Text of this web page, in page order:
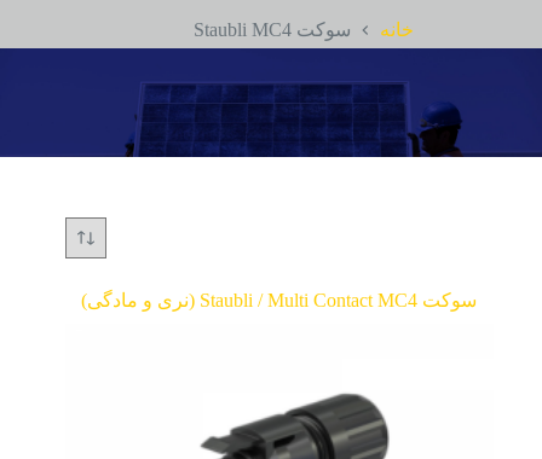
خانه سوکت Staubli MC4
سوکت Staubli / Multi Contact MC4 (نری و مادگی)